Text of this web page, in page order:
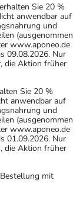
Sie 20 %
anwendbar auf
und
(ausgenommen
www.aponeo.de
09.08.2026. Nur
die Aktion früher
Sie 20 %
anwendbar auf
und
(ausgenommen
www.aponeo.de
01.09.2026. Nur
die Aktion früher
mit